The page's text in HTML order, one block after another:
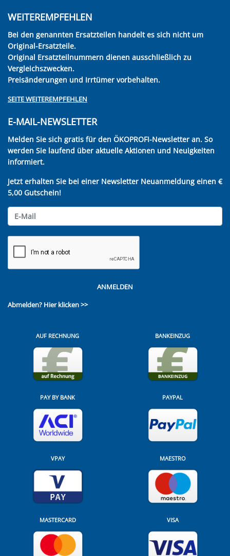
WEITEREMPFEHLEN
Bei den genannten Ersatzteilen handelt es sich nicht um
Original-Ersatzteile.
Original Ersatzteilnummern dienen ausschließlich zu
Vergleichszwecken.
Preisänderungen und Irrtümer vorbehalten.
SEITE WEITEREMPFEHLEN
E-MAIL-NEWSLETTER
Melden Sie sich gratis für den ÖKOPROFI-Newsletter an. So
werden Sie laufend über aktuelle Aktionen und Neuigkeiten
informiert.
Jetzt erhalten Sie bei einer Newsletter Neuanmeldung einen €
5,00 Gutschein!
ANMELDEN
Abmelden? Hier klicken >>
AUF RECHNUNG BANKEINZUG
PAY BY BANK PAYPAL
VPAY MAESTRO
MASTERCARD VISA